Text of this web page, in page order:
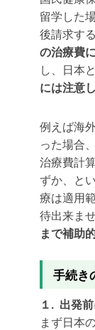
留学した
後請求す
の治療費
し、日本
には注意
例えば海
った場合
治療費計
ずか、と
療は適用
待出来ま
まで補助
手続き
１. 出発
まず日本